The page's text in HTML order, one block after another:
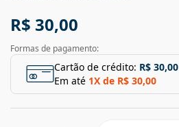
R$ 30,00
Formas de pagamento:
Cartão de crédito: R$ 30,00
Em até 1X de R$ 30,00